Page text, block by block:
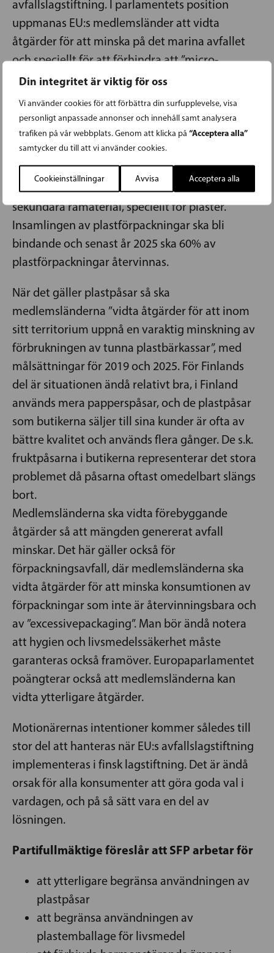
Din integritet är viktig för oss
Vi använder cookies för att förbättra din surfupplevelse, visa
personligt anpassade annonser och innehåll samt analysera
trafiken på vår webbplats. Genom att klicka på “Acceptera alla”
samtycker du till att vi använder cookies.
Cookieinställningar Avvisa Acceptera alla
avfallslagstiftning. I parlamentets position
uppmanas EU:s medlemsländer att vidta
åtgärder för att minska på det marina avfallet
och speciellt för att förhindra att ”micro-
beadingredients” och mikroplaster kommer ut i
vatten- och avfallshanteringssystem eller slängs
i den marina miljön. Europaparlamentet ber
också Europeiska kommissionen se till at de
europeiska standardiseringsorganisationerna
utarbetar kvalitetsstandarder för avfall som går
till en slutlig återvinningsprocess och för
sekundära råmaterial, speciellt för plaster.
Insamlingen av plastförpackningar ska bli
bindande och senast år 2025 ska 60% av
plastförpackningar återvinnas.
När det gäller plastpåsar så ska
medlemsländerna ”vidta åtgärder för att inom
sitt territorium uppnå en varaktig minskning av
förbrukningen av tunna plastbärkassar”, med
målsättningar för 2019 och 2025. För Finlands
del är situationen ändå relativt bra, i Finland
används mera papperspåsar, och de plastpåsar
som butikerna säljer till sina kunder är ofta av
bättre kvalitet och används flera gånger. De s.k.
fruktpåsarna i butikerna representerar det stora
problemet då påsarna oftast omedelbart slängs
bort.
Medlemsländerna ska vidta förebyggande
åtgärder så att mängden genererat avfall
minskar. Det här gäller också för
förpackningsavfall, där medlemsländerna ska
vidta åtgärder för att minska konsumtionen av
förpackningar som inte är återvinningsbara och
av ”excessivepackaging”. Man bör ändå notera
att hygien och livsmedelssäkerhet måste
garanteras också framöver. Europaparlamentet
poängterar också att medlemsländerna kan
vidta ytterligare åtgärder.
Motionärernas intentioner kommer således till
stor del att hanteras när EU:s avfallslagstiftning
implementeras i finsk lagstiftning. Det är ändå
orsak för alla konsumenter att göra goda val i
vardagen, och på så sätt vara en del av
lösningen.
Partifullmäktige föreslår att SFP arbetar för
att ytterligare begränsa användningen av
plastpåsar
att begränsa användningen av
plastemballage för livsmedel